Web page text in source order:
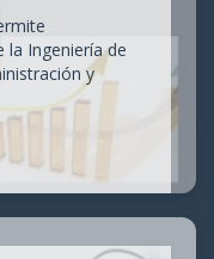
Ingeniería de
y